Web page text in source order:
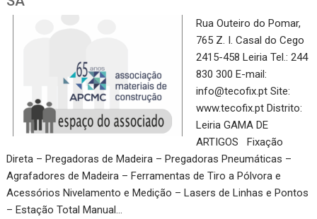
Rua Outeiro do Pomar,
765 Z. I. Casal do Cego
2415-458 Leiria Tel.: 244
830 300 E-mail:
info@tecofix.pt Site:
www.tecofix.pt Distrito:
Leiria GAMA DE
ARTIGOS Fixação
Direta – Pregadoras de Madeira – Pregadoras Pneumáticas –
Agrafadores de Madeira – Ferramentas de Tiro a Pólvora e
Acessórios Nivelamento e Medição – Lasers de Linhas e Pontos
– Estação Total Manual…